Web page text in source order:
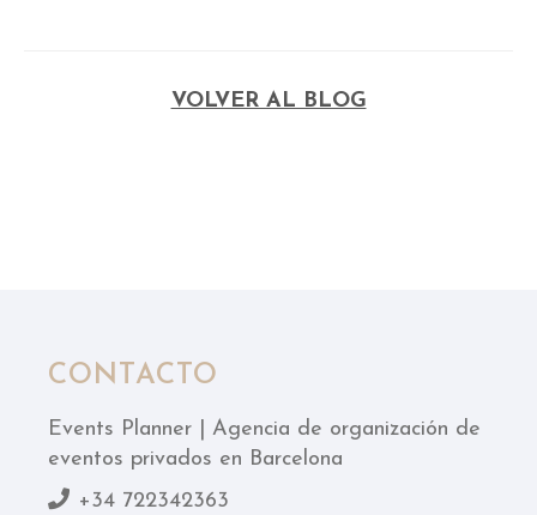
VOLVER AL BLOG
CONTACTO
Events Planner | Agencia de organización de
eventos privados en Barcelona
+34 722342363